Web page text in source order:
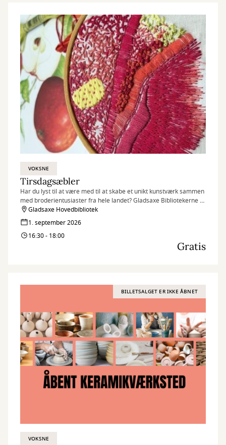
VOKSNE
Tirsdagsæbler
Har du lyst til at være med til at skabe et unikt kunstværk sammen
med broderientusiaster fra hele landet? Gladsaxe Bibliotekerne er
craftpartner på museet Trapholts store samskabelsesprojekt
ÆBLEHAVEN, hvor deltagere broderer æbler, som bliver en del af
et fælles kunstværk. I september inviterer vi til en række hyggelige
tirsdagseftermiddage med broderi, fællesskab og inspiration – og
du er velkommen, uanset om du kommer én gang eller flere.
Gladsaxe Hovedbibliotek
1. september 2026
16:30 - 18:00
Gratis
BILLETSALGET ER IKKE ÅBNET
VOKSNE